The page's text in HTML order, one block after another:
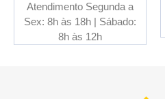
Atendimento Segunda a
Sex: 8h às 18h | Sábado:
8h às 12h